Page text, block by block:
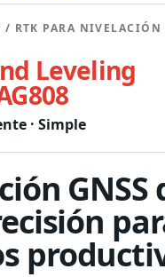
/ RTK PARA NIVELACIÓN
Leveling
· Simple
GNSS